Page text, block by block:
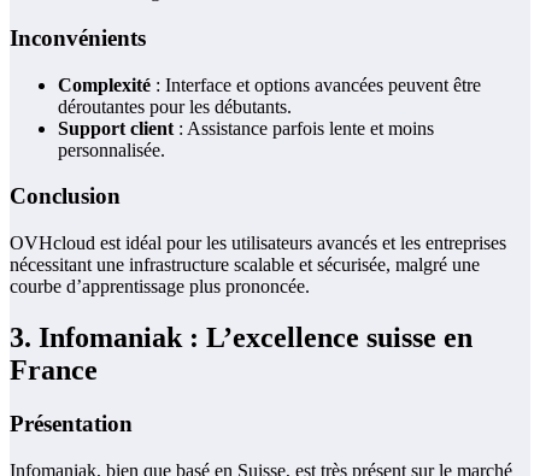
Inconvénients
Complexité : Interface et options avancées peuvent être
déroutantes pour les débutants.
Support client : Assistance parfois lente et moins
personnalisée.
Conclusion
OVHcloud est idéal pour les utilisateurs avancés et les entreprises
nécessitant une infrastructure scalable et sécurisée, malgré une
courbe d’apprentissage plus prononcée.
3. Infomaniak : L’excellence suisse en
France
Présentation
Infomaniak, bien que basé en Suisse, est très présent sur le marché